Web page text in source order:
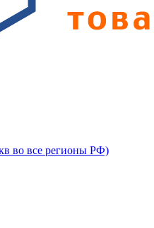
во все регионы РФ)